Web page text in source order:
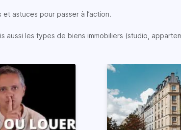
astuces pour passer à l’action.
aussi les types de biens immobiliers (studio,